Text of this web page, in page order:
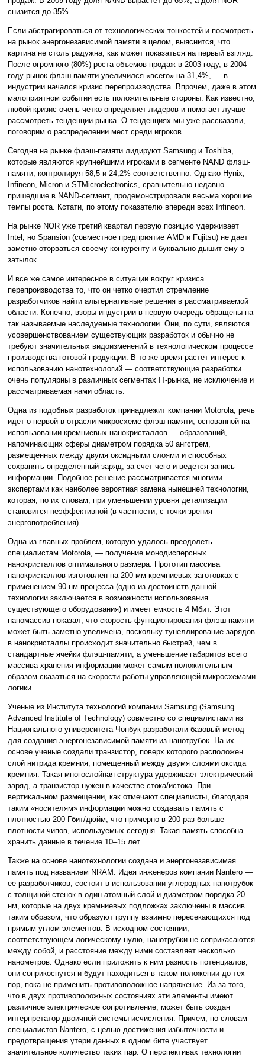
снизится до 35%.
Если абстрагироваться от технологических тонкостей и посмотреть
на рынок энергонезависимой памяти в целом, выяснится, что
картина не столь радужна, как может показаться на первый взгляд.
После огромного (80%) роста объемов продаж в 2003 году, в 2004
году рынок флэш-памяти увеличился «всего» на 31,4%, — в
индустрии начался кризис перепроизводства. Впрочем, даже в этом
малоприятном событии есть положительные стороны. Как известно,
любой кризис очень четко определяет лидеров и помогает лучше
рассмотреть тенденции рынка. О тенденциях мы уже рассказали,
поговорим о распределении мест среди игроков.
Сегодня на рынке флэш-памяти лидируют Samsung и Toshiba,
которые являются крупнейшими игроками в сегменте NAND флэш-
памяти, контролируя 58,5 и 24,2% соответственно. Однако Hynix,
Infineon, Micron и STMicroelectronics, сравнительно недавно
пришедшие в NAND-сегмент, продемонстрировали весьма хорошие
темпы роста. Кстати, по этому показателю впереди всех Infineon.
На рынке NOR уже третий квартал первую позицию удерживает
Intel, но Spansion (совместное предприятие AMD и Fujitsu) не дает
заметно оторваться своему конкуренту и буквально дышит ему в
затылок.
И все же самое интересное в ситуации вокруг кризиса
перепроизводства то, что он четко очертил стремление
разработчиков найти альтернативные решения в рассматриваемой
области. Конечно, взоры индустрии в первую очередь обращены на
так называемые наследуемые технологии. Они, по сути, являются
усовершенствованием существующих разработок и обычно не
требуют значительных видоизменений в технологическом процессе
производства готовой продукции. В то же время растет интерес к
использованию нанотехнологий — соответствующие разработки
очень популярны в различных сегментах IT-рынка, не исключение и
рассматриваемая нами область.
Одна из подобных разработок принадлежит компании Motorola, речь
идет о первой в отрасли микросхеме флэш-памяти, основанной на
использовании кремниевых нанокристаллов — образований,
напоминающих сферы диаметром порядка 50 ангстрем,
размещенных между двумя оксидными слоями и способных
сохранять определенный заряд, за счет чего и ведется запись
информации. Подобное решение рассматривается многими
экспертами как наиболее вероятная замена нынешней технологии,
которая, по их словам, при уменьшении уровня детализации
становится неэффективной (в частности, с точки зрения
энергопотребления).
Одна из главных проблем, которую удалось преодолеть
специалистам Motorola, — получение монодисперсных
нанокристаллов оптимального размера. Прототип массива
нанокристаллов изготовлен на 200-мм кремниевых заготовках с
применением 90-нм процесса (одно из достоинств данной
технологии заключается в возможности использования
существующего оборудования) и имеет емкость 4 Мбит. Этот
наномассив показал, что скорость функционирования флэш-памяти
может быть заметно увеличена, поскольку тунеллирование зарядов
в нанокристаллы происходит значительно быстрей, чем в
стандартные ячейки флэш-памяти, а уменьшение габаритов всего
массива хранения информации может самым положительным
образом сказаться на скорости работы управляющей микросхемами
логики.
Ученые из Института технологий компании Samsung (Samsung
Advanced Institute of Technology) совместно со специалистами из
Национального университета Чонбук разработали базовый метод
для создания энергонезависимой памяти из нанотрубок. На их
основе ученые создали транзистор, поверх которого расположен
слой нитрида кремния, помещенный между двумя слоями оксида
кремния. Такая многослойная структура удерживает электрический
заряд, а транзистор нужен в качестве стока/истока. При
вертикальном размещении, как отмечают специалисты, благодаря
таким «носителям» информации можно создавать память с
плотностью 200 Гбит/дюйм, что примерно в 200 раз больше
плотности чипов, используемых сегодня. Такая память способна
хранить данные в течение 10–15 лет.
Также на основе нанотехнологии создана и энергонезависимая
память под названием NRAM. Идея инженеров компании Nantero —
ее разработчиков, состоит в использовании углеродных нанотрубок
с толщиной стенок в один атомный слой и диаметром порядка 20
нм, которые на двух кремниевых подложках заключены в массив
таким образом, что образуют группу взаимно пересекающихся под
прямым углом элементов. В исходном состоянии,
соответствующем логическому нулю, нанотрубки не соприкасаются
между собой, и расстояние между ними составляет несколько
нанометров. Однако если приложить к ним разность потенциалов,
они соприкоснутся и будут находиться в таком положении до тех
пор, пока не применить противоположное напряжение. Из-за того,
что в двух противоположных состояниях эти элементы имеют
различное электрическое сопротивление, может быть создан
интерпретатор двоичной системы исчисления. Причем, по словам
специалистов Nantero, с целью достижения избыточности и
предотвращения утери данных в одном бите участвует
значительное количество таких пар. О перспективах технологии